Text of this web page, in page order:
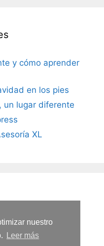
nuestro
Leer más
y cómo aprender
en los pies
un lugar diferente
XL